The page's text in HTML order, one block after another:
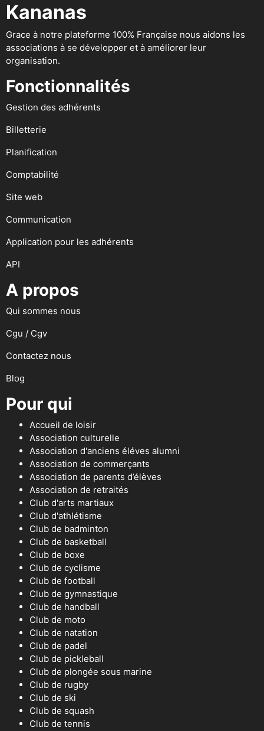
Kananas
Grace à notre plateforme 100% Française nous aidons les
associations à se développer et à améliorer leur
organisation.
Fonctionnalités
Gestion des adhérents
Billetterie
Planification
Comptabilité
Site web
Communication
Application pour les adhérents
API
A propos
Qui sommes nous
Cgu / Cgv
Contactez nous
Blog
Pour qui
Accueil de loisir
Association culturelle
Association d'anciens éléves alumni
Association de commerçants
Association de parents d’élèves
Association de retraités
Club d'arts martiaux
Club d'athlétisme
Club de badminton
Club de basketball
Club de boxe
Club de cyclisme
Club de football
Club de gymnastique
Club de handball
Club de moto
Club de natation
Club de padel
Club de pickleball
Club de plongée sous marine
Club de rugby
Club de ski
Club de squash
Club de tennis